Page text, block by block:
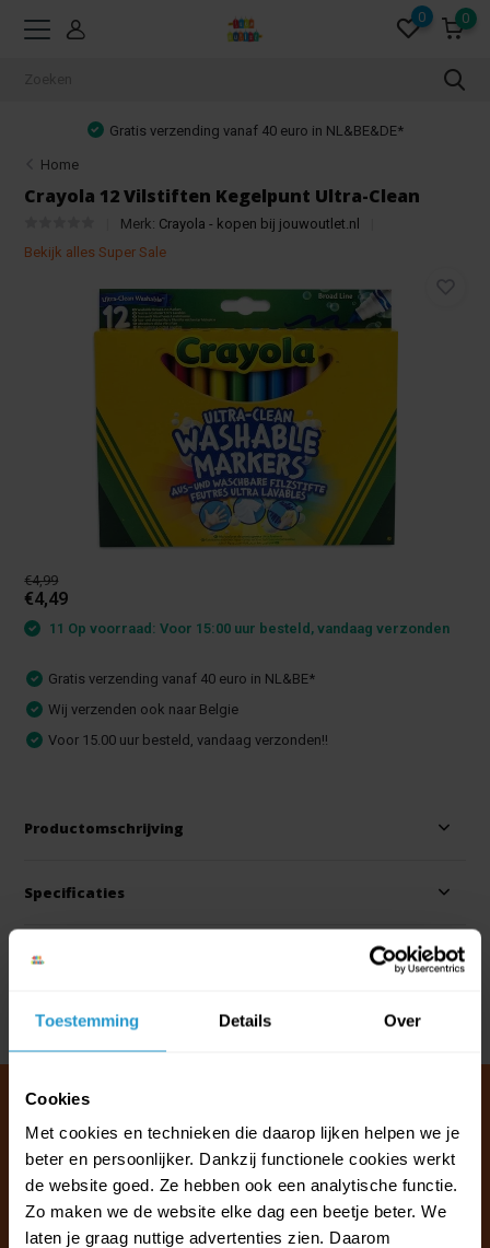
Toestemming Details Over
Cookies
Met cookies en technieken die daarop lijken helpen we je
beter en persoonlijker. Dankzij functionele cookies werkt
de website goed. Ze hebben ook een analytische functie.
Zo maken we de website elke dag een beetje beter. We
laten je graag nuttige advertenties zien. Daarom
0 0
Gratis verzending vanaf 40 euro in NL&BE&DE*
Home
Crayola 12 Vilstiften Kegelpunt Ultra-Clean
Merk: Crayola - kopen bij jouwoutlet.nl
Bekijk alles Super Sale
€4,99
€4,49
11 Op voorraad: Voor 15:00 uur besteld, vandaag verzonden
Gratis verzending vanaf 40 euro in NL&BE*
Wij verzenden ook naar Belgie
Voor 15.00 uur besteld, vandaag verzonden!!
Productomschrijving
Specificaties
Reviews
Delen
Klantenservice & FAQ
Wij staan voor u klaar.